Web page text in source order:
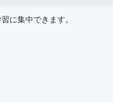
に集中できます。